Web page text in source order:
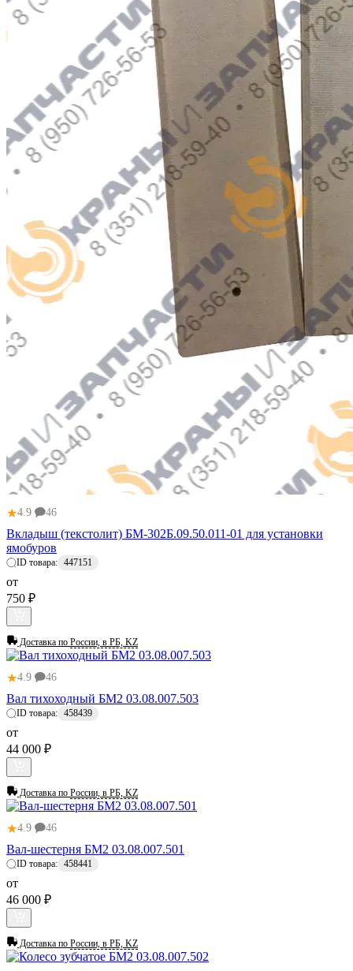
★4.9 46
Вкладыш (текстолит) БМ-302Б.09.50.011-01 для установки
ямобуров
ID товара: 447151
от
750 ₽
Доставка по России, в РБ, KZ
★4.9 46
Вал тихоходный БМ2 03.08.007.503
ID товара: 458439
от
44 000 ₽
Доставка по России, в РБ, KZ
★4.9 46
Вал-шестерня БМ2 03.08.007.501
ID товара: 458441
от
46 000 ₽
Доставка по России, в РБ, KZ